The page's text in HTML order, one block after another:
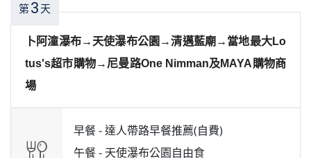
第3 天
卜阿潼瀑布→天使瀑布公園→清邁藍廟→當地最大Lo
tus's超市購物→尼曼路One Nimman及MAYA購物商
場
早餐 -達人帶路早餐推薦(自費)
午餐 - 天使瀑布公園自由食